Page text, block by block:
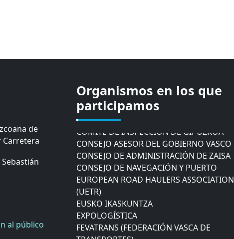
de
Carretera
Sebastián
al público
Organismos en los que
participamos
CÁMARA DE COMERCIO DE GIPUZKOA
COMISIÓN ASESORA DE MOVILIDAD DEL
AYUNTAMIENTO DE DONOSTIA
CONSEJO ASESOR DEL GOBIERNO VASCO
CONSEJO DE ADMINISTRACIÓN DE ZAISA
CONSEJO DE NAVEGACIÓN Y PUERTO
EUROPEAN ROAD HAULERS ASSOCIATION
(UETR)
EUSKO IKASKUNTZA
EXPOLOGÍSTICA
FEVATRANS (FEDERACIÓN VASCA DE
TRANSPORTES)